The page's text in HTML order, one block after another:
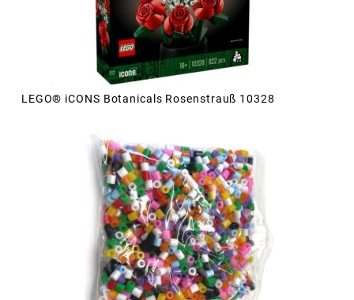
LEGO® iCONS Botanicals Rosenstrauß 10328